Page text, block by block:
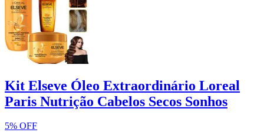
Kit Elseve Óleo Extraordinário Loreal
Paris Nutrição Cabelos Secos Sonhos
5% OFF